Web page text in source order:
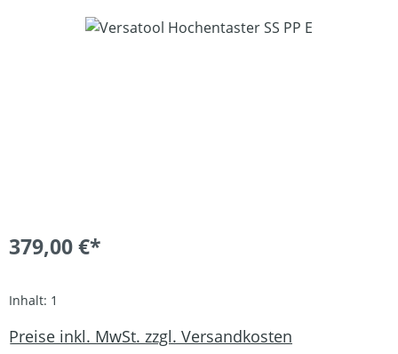
Bildergalerie überspringen
379,00 €*
Inhalt: 1
Preise inkl. MwSt. zzgl. Versandkosten